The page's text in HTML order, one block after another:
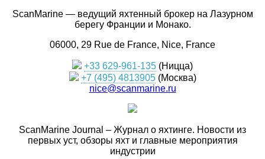
ScanMarine — ведущий яхтенный брокер на Лазурном
берегу Франции и Монако.
06000, 29 Rue de France, Nice, France
+33 629-961-135 (Ницца)
+7 (495) 4813905(Москва)
nice@scanmarine.ru
ScanMarine Journal – Журнал о яхтинге. Новости из
первых уст, обзоры яхт и главные мероприятия
индустрии